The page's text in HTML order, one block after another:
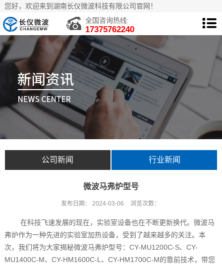
您好，欢迎来到湖南长仪微波科技有限公司官网！
全国咨询热线:
17375762240
公司新闻 行业新闻
微波马弗炉型号
发布日期： 2024-03-06 浏览次数：
在科技飞速发展的现在，实验室设备也在不断更新换代。微波马
弗炉作为一种先进的实验室加热设备，受到了越来越多的关注。本
次，我们将为大家揭秘微波马弗炉型号：CY-MU1200C-S、CY-
MU1400C-M、CY-HM1600C-L、CY-HM1700C-M的靠前技术，带您